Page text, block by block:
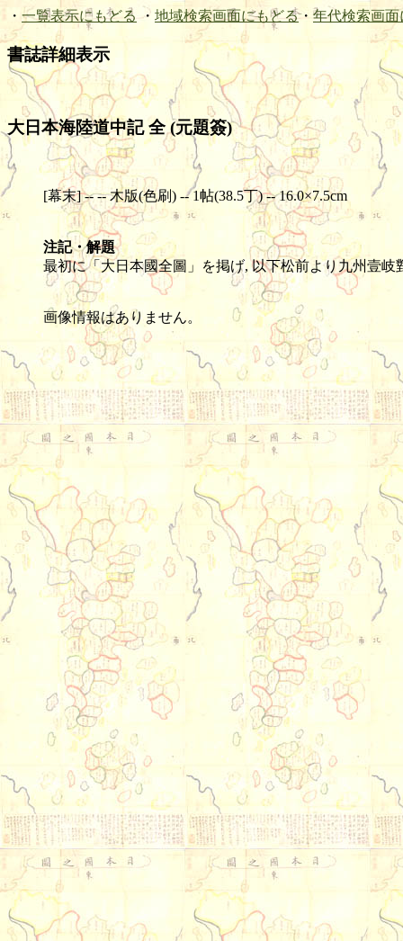
・ 一覧表示にもどる ・ 地域検索画面にもどる・ 年代検索画面
書誌詳細表示
大日本海陸道中記 全 (元題簽)
[幕末] -- -- 木版(色刷) -- 1帖(38.5丁) -- 16.0×7.5cm
注記・解題
最初に「大日本國全圖」を掲げ, 以下松前より九州壹
画像情報はありません。